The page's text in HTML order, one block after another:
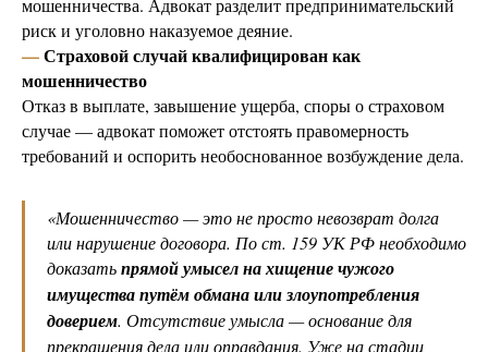
мошенничества. Адвокат разделит предпринимательский
риск и уголовно наказуемое деяние.
—Страховой случай квалифицирован как
мошенничество
Отказ в выплате, завышение ущерба, споры о страховом
случае — адвокат поможет отстоять правомерность
требований и оспорить необоснованное возбуждение дела.
«Мошенничество — это не просто невозврат долга
или нарушение договора. По ст. 159 УК РФ необходимо
доказатьпрямой умысел на хищение чужого
имущества путём обмана или злоупотребления
доверием. Отсутствие умысла — основание для
прекращения дела или оправдания. Уже на стадии